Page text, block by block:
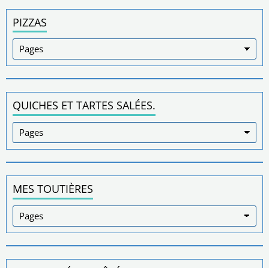
PIZZAS
QUICHES ET TARTES SALÉES.
MES TOUTIÈRES